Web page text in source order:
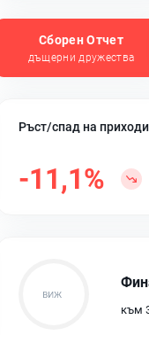
Сборен Отчет
дъщерни дружества
Ръст/спад на
-11,1%
към